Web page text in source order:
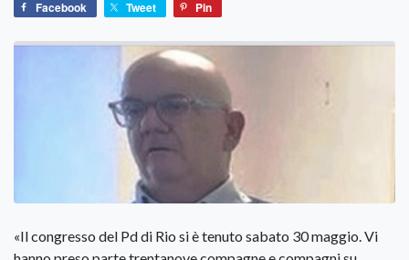
Facebook Tweet Pin
«Il congresso del Pd di Rio si è tenuto sabato 30 maggio. Vi